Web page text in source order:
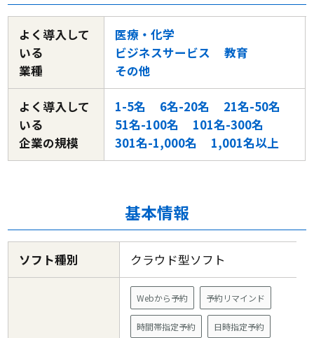
よく導入して
いる
業種
医療・化学
ビジネスサービス
教育
その他
よく導入して
いる
企業の規模
1-5名 6名-20名
21名-50名
51名-100名
101名-300名
301名-1,000名
1,001名以上
基本情報
ソフト種別 クラウド型ソフト
Webから予約 予約リマインド
時間帯指定予約 日時指定予約